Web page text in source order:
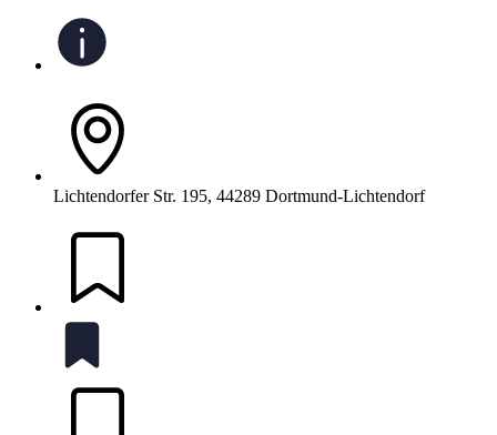
Lichtendorfer Str. 195, 44289 Dortmund-Lichtendorf